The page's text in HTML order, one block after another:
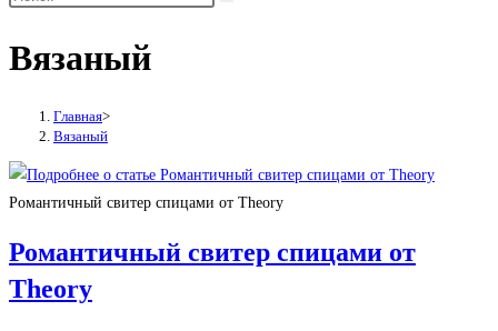
Вязаный
Главная>
Вязаный
Романтичный свитер спицами от Theory
Романтичный свитер спицами от
Theory